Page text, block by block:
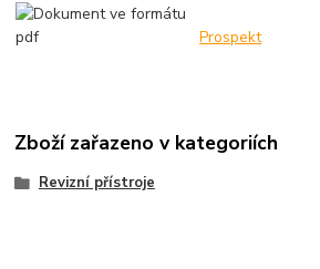
Prospekt
Zboží zařazeno v kategoriích
Revizní přístroje